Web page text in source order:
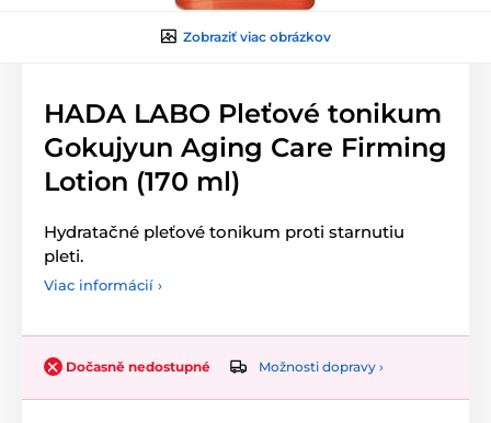
Zobraziť viac obrázkov
HADA LABO Pleťové tonikum
Gokujyun Aging Care Firming
Lotion (170 ml)
Hydratačné pleťové tonikum proti starnutiu
pleti.
Viac informácií ›
Dočasně nedostupné Možnosti dopravy ›